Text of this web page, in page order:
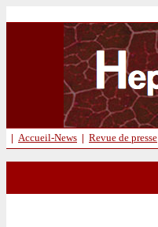
| Accueil-News | Revue de presse